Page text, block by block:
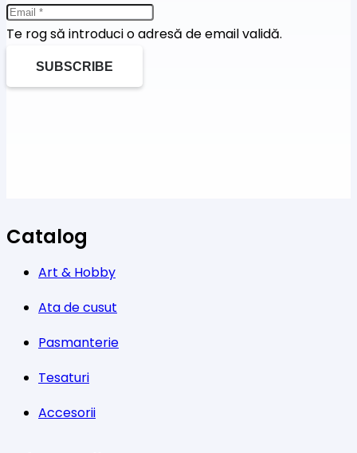
Te rog să introduci o adresă de email validă.
SUBSCRIBE
Catalog
Art & Hobby
Ata de cusut
Pasmanterie
Tesaturi
Accesorii